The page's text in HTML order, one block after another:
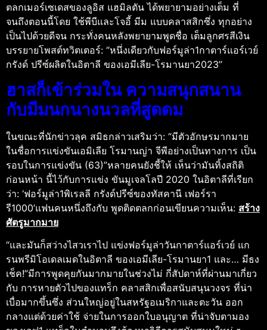
ตลกเมอร์เซเดสของลูอิส แฮมิลตัน ได้พยายามอย่างเต็ม ที่
จนถึงตอนนี้โดย ใช้พีบีและโจอี้ มีม แบบคลาสสิกซึ่ง ทุกอย่าง
เป็นไปด้วยดีจน กระทั่งคนหลังพยายามพูดชื่อ เต็มลูกศรสีเงิน
บรรยายโพสต์ทวิตเตอร์: “หนึ่งเดียวกับฟอร์มูล่า1กาตาร์แอร์เวย์
กรังด์ ปรีซ์ผลิตในอิตาลี ของเอมีเลีย-โรมานยา2023”
ฮาสก็เข้าร่วมใน ความสนุกสนาน
กับมีมนกนางนวลที่สูดดม
ในขณะที่นักข่าวลุค สมิธกล่าวเสริมว่า: “มีตัวอักษรมากมาย
ในชื่อการแข่งขันเอมิเลีย โรมานญ่า จีพีอย่างเป็นทางการ เป็น
รอบในการแข่งขัน (63)”หลายคนยังชี้ให้ เห็นว่ามันทิ้งสถิติ
ก่อนหน้า นี้ไว้กับการแข่ง ขันมูเจลโลปี 2020 ในอิตาลีที่เรียก
ว่า: ‘ฟอร์มูล่า1พิเรลลี กรังด์ปรีซ์ของทัสคานี เฟอร์รา
รี1000’แฟนคนหนึ่งถึงกับ พูดติดตลกก่อนเขียนความเห็น: สร้าง
ศัตรูมากมาย
“และมันก็สว่างไสวเราไป แข่งฟอร์มูล่าวันกาตาร์แอร์เวย์ แก
รนพรีมิโอเดลเมดในอิตาลี ของเอมีเลีย-โรมานยา1 และ… มีธง
เช็ค!”มีการพูดคุยกันมากมายในช่วงไม่ กี่สัปดาห์ที่ผ่านมาเกี่ยว
กับ การหายตัวไปของแทร็ก คลาสสิกเพื่อสนับสนุนวงจร ที่น่า
เบื่อมากขึ้นซึ่ง ส่วนใหญ่อยู่ในสหรัฐอเมริกาและตะวัน ออก
กลางแต่ด้วยค่าใช้ จ่ายในการออกใบอนุญาต ที่น่าจับตามอง